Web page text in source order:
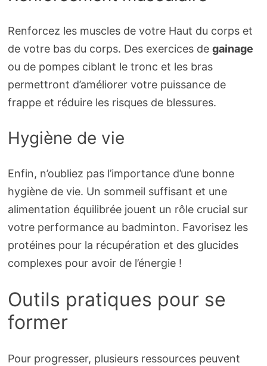
Renforcez les muscles de votre Haut du corps et
de votre bas du corps. Des exercices de gainage
ou de pompes ciblant le tronc et les bras
permettront d’améliorer votre puissance de
frappe et réduire les risques de blessures.
Hygiène de vie
Enfin, n’oubliez pas l’importance d’une bonne
hygiène de vie. Un sommeil suffisant et une
alimentation équilibrée jouent un rôle crucial sur
votre performance au badminton. Favorisez les
protéines pour la récupération et des glucides
complexes pour avoir de l’énergie !
Outils pratiques pour se
former
Pour progresser, plusieurs ressources peuvent